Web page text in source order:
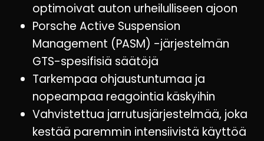
optimoivat auton urheilulliseen ajoon
Porsche Active Suspension
Management (PASM) -järjestelmän
GTS-spesifisiä säätöjä
Tarkempaa ohjaustuntumaa ja
nopeampaa reagointia käskyihin
Vahvistettua jarrutusjärjestelmää, joka
kestää paremmin intensiivistä käyttöä